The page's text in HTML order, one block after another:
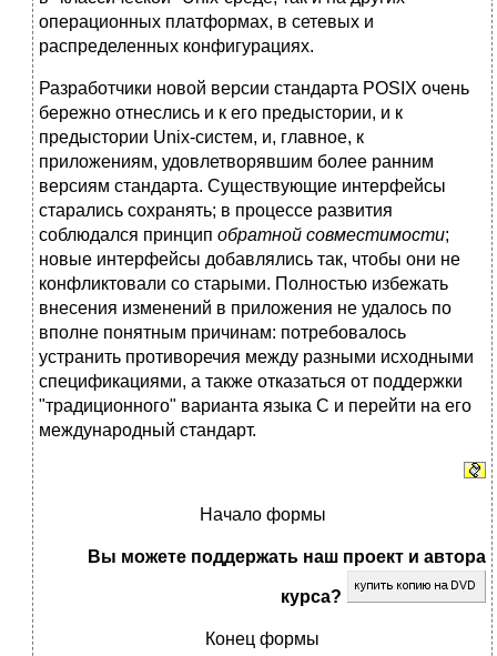
операционных платформах, в сетевых и
распределенных конфигурациях.
Разработчики новой версии стандарта POSIX очень
бережно отнеслись и к его предыстории, и к
предыстории Unix-систем, и, главное, к
приложениям, удовлетворявшим более ранним
версиям стандарта. Существующие интерфейсы
старались сохранять; в процессе развития
соблюдался принцип обратной совместимости;
новые интерфейсы добавлялись так, чтобы они не
конфликтовали со старыми. Полностью избежать
внесения изменений в приложения не удалось по
вполне понятным причинам: потребовалось
устранить противоречия между разными исходными
спецификациями, а также отказаться от поддержки
"традиционного" варианта языка C и перейти на его
международный стандарт.
Начало формы
Вы можете поддержать наш проект и автора
курса?
Конец формы